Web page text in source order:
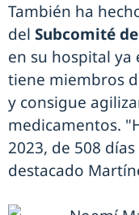
También ha
del Subcomité
en su hospital ya
tiene miembros
y consigue
medicamentos.
2023, de 508
destacado